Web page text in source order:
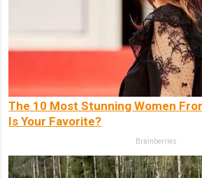
The 10 Most Stunning Women
Is Your Favorite?
Brainberries